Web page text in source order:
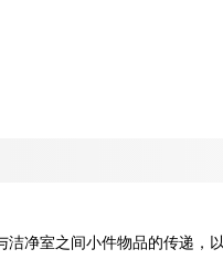
室之间小件物品的传递，